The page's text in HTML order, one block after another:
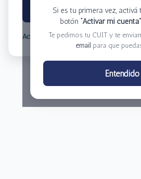
Si es tu primera vez,
botón “Activar mi cuenta”
Te pedimos tu CUIT y te
email para que
Entendido
Ingresar
Activar mi cuenta
Centro de Distribución El